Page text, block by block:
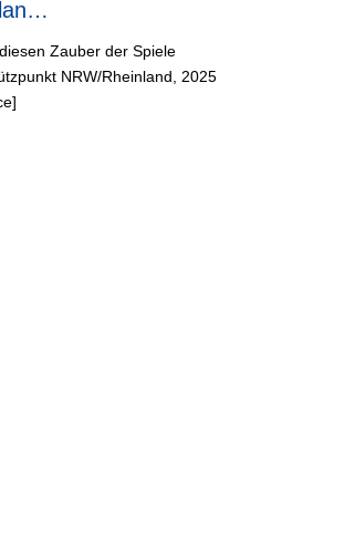
Zauber der Spiele
NRW/Rheinland, 2025